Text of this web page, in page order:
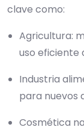
clave como:
Agricultura:
uso eficiente
Industria
para nuevos
Cosmética